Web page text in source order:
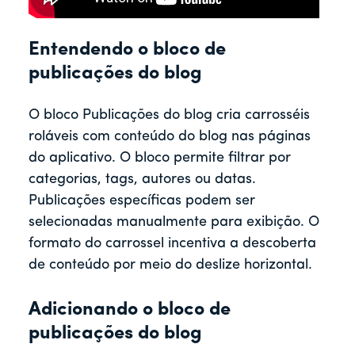
Entendendo o bloco de
publicações do blog
O bloco Publicações do blog cria carrosséis
roláveis com conteúdo do blog nas páginas
do aplicativo. O bloco permite filtrar por
categorias, tags, autores ou datas.
Publicações específicas podem ser
selecionadas manualmente para exibição. O
formato do carrossel incentiva a descoberta
de conteúdo por meio do deslize horizontal.
Adicionando o bloco de
publicações do blog